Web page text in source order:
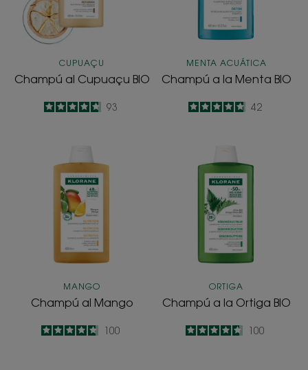
CUPUAÇU
Champú al Cupuaçu BIO
4.8
/
5
93
MENTA ACUÁTICA
Champú a la Menta BIO
4.8
/
5
42
al
Mango
MANGO
Champú al Mango
4.7
/5100
a
la
Ortiga
BIO
ORTIGA
Champú a la Ortiga BIO
4.7
/5100